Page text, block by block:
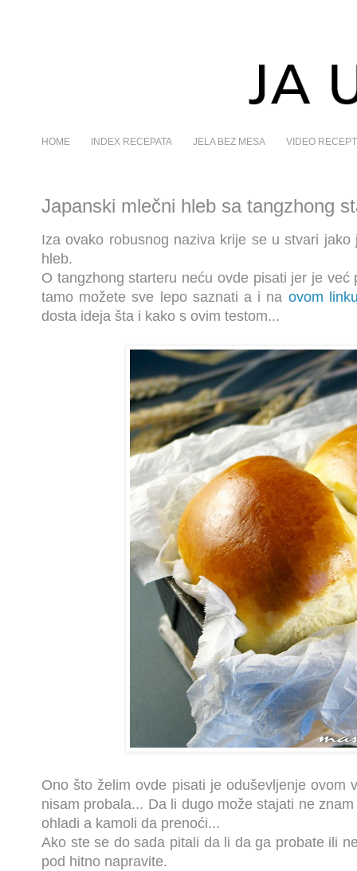
HOME INDEX RECEPATA JELA BEZ MESA VIDEO
Japanski mlečni hleb sa tangzhong
Iza ovako robusnog naziva krije se u stvari jako
hleb.
O tangzhong starteru neću ovde pisati jer je već
tamo možete sve lepo saznati a i na ovom
dosta ideja šta i kako s ovim testom...
Ono što želim ovde pisati je oduševljenje ovom
nisam probala... Da li dugo može stajati ne
ohladi a kamoli da prenoći...
Ako ste se do sada pitali da li da ga probate ili
pod hitno napravite.